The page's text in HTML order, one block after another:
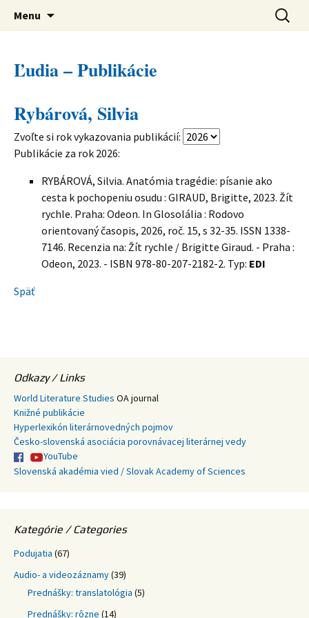
Ústav svetovej literatúry SAV
verejná výskumná inštitúcia
Menu Hľadať:
Ľudia – Publikácie
Rybárová, Silvia
Zvoľte si rok vykazovania publikácií:
Publikácie za rok 2026:
RYBÁROVÁ, Silvia. Anatómia tragédie: písanie ako
cesta k pochopeniu osudu : GIRAUD, Brigitte, 2023. Žít
rychle. Praha: Odeon. In Glosolália : Rodovo
orientovaný časopis, 2026, roč. 15, s 32-35. ISSN 1338-
7146. Recenzia na: Žít rychle / Brigitte Giraud. - Praha :
Odeon, 2023. - ISBN 978-80-207-2182-2. Typ: EDI
Späť
Odkazy / Links
World Literature Studies OA journal
Knižné publikácie
Hyperlexikón literárnovedných pojmov
Česko-slovenská asociácia porovnávacej literárnej vedy
YouTube
Slovenská akadémia vied / Slovak Academy of Sciences
Kategórie / Categories
Podujatia (67)
Audio- a videozáznamy(39)
Prednášky: translatológia (5)
Prednášky: rôzne (14)